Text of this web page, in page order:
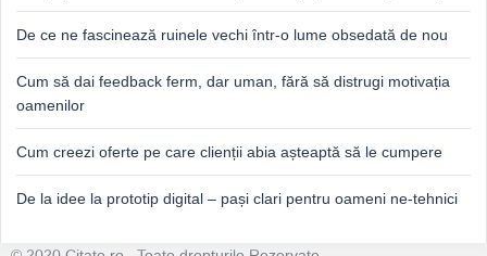
De ce ne fascinează ruinele vechi într-o lume obsedată de nou
Cum să dai feedback ferm, dar uman, fără să distrugi motivația
oamenilor
Cum creezi oferte pe care clienții abia așteaptă să le cumpere
De la idee la prototip digital – pași clari pentru oameni ne-tehnici